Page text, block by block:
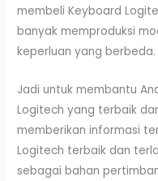
membeli Keyboard
banyak memproduksi
keperluan yang berbeda.
Jadi untuk membantu
Logitech yang terbaik
memberikan informasi
Logitech terbaik dan
sebagai bahan